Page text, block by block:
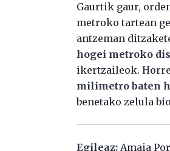
Gaurtik gaur,
metroko tartean
antzeman
hogei metroko
ikertzaileok.
milimetro baten
benetako zelula
Egileaz: Amaia